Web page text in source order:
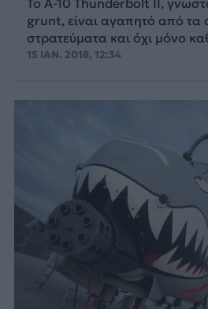
grunt, είναι αγαπητό από τα
στρατεύματα και όχι μόνο
15 ΙΑΝ. 2018, 12:34